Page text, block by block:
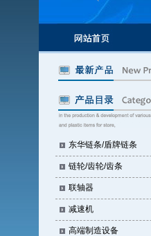
东华链条/盾牌链条
链轮/齿轮/齿条
联轴器
减速机
高端制造设备